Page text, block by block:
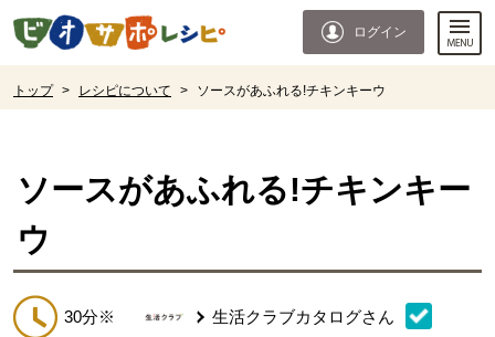
ページの先頭です。
ログイン
トップ > レシピについて > ソースがあふれる!チキンキーウ
ソースがあふれる!チキンキー
ウ
30分※ 生活クラブカタログさん